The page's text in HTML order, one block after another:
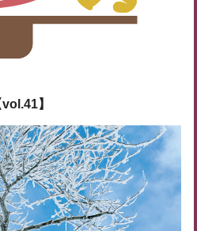
vol.41】